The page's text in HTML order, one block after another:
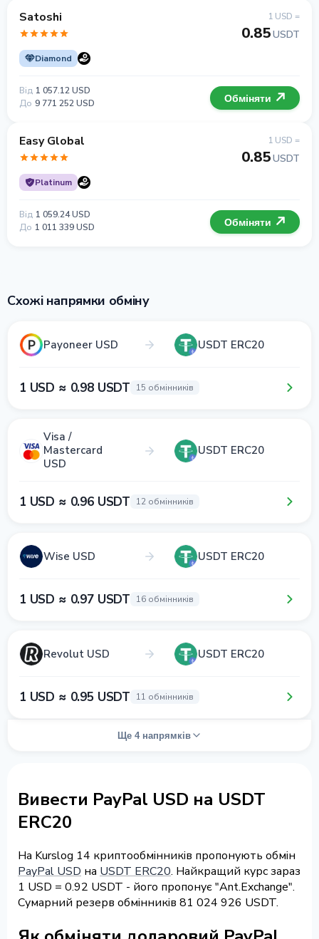
Satoshi
Diamond
1 USD =
0.85USDT
Від 1 057.12 USD
До 9 771 252 USD Обміняти
Easy Global
Platinum
1 USD =
0.85USDT
Від 1 059.24 USD
До 1 011 339 USD Обміняти
Схожі напрямки обміну
Payoneer USD USDT ERC20
1 USD ≈ 0.98 USDT 15 обмінників
Visa /
Mastercard
USD
USDT ERC20
1 USD ≈ 0.96 USDT 12 обмінників
Wise USD USDT ERC20
1 USD ≈ 0.97 USDT 16 обмінників
Revolut USD USDT ERC20
1 USD ≈ 0.95 USDT 11 обмінників
Ще 4 напрямків
Вивести PayPal USD на USDT
ERC20
На Kurslog 14 криптообмінників пропонують обмін
PayPal USD на USDT ERC20. Найкращий курс зараз
1 USD = 0.92 USDT - його пропонує "Ant.Exchange".
Сумарний резерв обмінників 81 024 926 USDT.